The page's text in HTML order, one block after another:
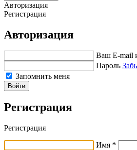
Авторизация
Регистрация
Авторизация
Ваш E-mail
Пароль
Запомнить меня
Войти
Регистрация
Регистрация
Имя *